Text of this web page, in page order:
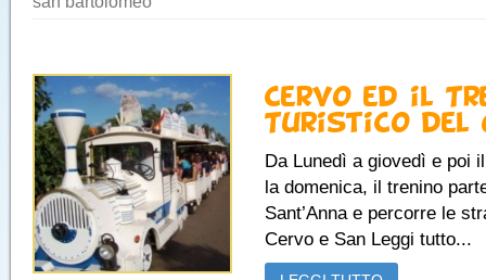
Cervo ed il
Turistico del
Da Lunedì a giovedì e poi
la domenica, il trenino
Sant’Anna e percorre le
Cervo e San Leggi tutto...